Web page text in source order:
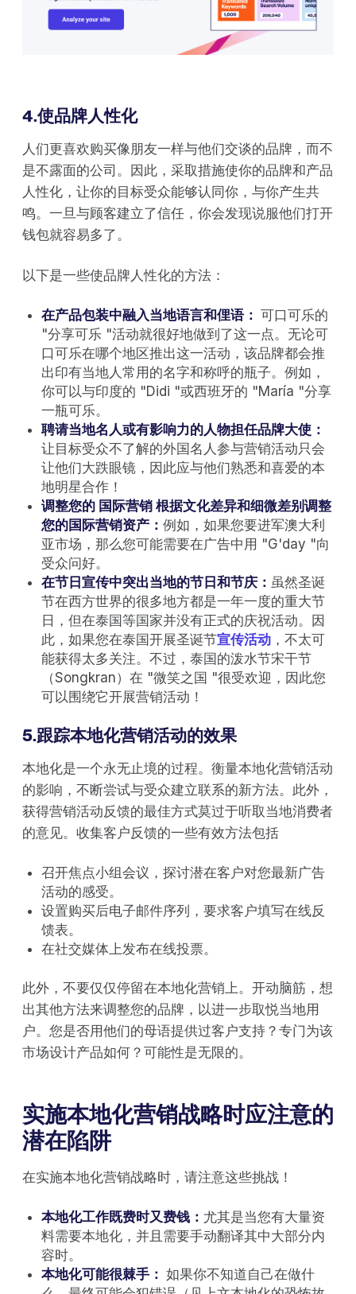
4.使品牌人性化
人们更喜欢购买像朋友一样与他们交谈的品牌，而不
是不露面的公司。因此，采取措施使你的品牌和产品
人性化，让你的目标受众能够认同你，与你产生共
鸣。一旦与顾客建立了信任，你会发现说服他们打开
钱包就容易多了。
以下是一些使品牌人性化的方法：
在产品包装中融入当地语言和俚语： 可口可乐的
"分享可乐 "活动就很好地做到了这一点。无论可
口可乐在哪个地区推出这一活动，该品牌都会推
出印有当地人常用的名字和称呼的瓶子。例如，
你可以与印度的 "Didi "或西班牙的 "María "分享
一瓶可乐。
聘请当地名人或有影响力的人物担任品牌大使：
让目标受众不了解的外国名人参与营销活动只会
让他们大跌眼镜，因此应与他们熟悉和喜爱的本
地明星合作！
调整您的 国际营销 根据文化差异和细微差别调整
您的国际营销资产： 例如，如果您要进军澳大利
亚市场，那么您可能需要在广告中用 "G'day "向
受众问好。
在节日宣传中突出当地的节日和节庆： 虽然圣诞
节在西方世界的很多地方都是一年一度的重大节
日，但在泰国等国家并没有正式的庆祝活动。因
此，如果您在泰国开展圣诞节宣传活动 ，不太可
能获得太多关注。不过，泰国的泼水节宋干节
（Songkran）在 "微笑之国 "很受欢迎，因此您
可以围绕它开展营销活动！
5.跟踪本地化营销活动的效果
本地化是一个永无止境的过程。衡量本地化营销活动
的影响，不断尝试与受众建立联系的新方法。此外，
获得营销活动反馈的最佳方式莫过于听取当地消费者
的意见。收集客户反馈的一些有效方法包括
召开焦点小组会议，探讨潜在客户对您最新广告
活动的感受。
设置购买后电子邮件序列，要求客户填写在线反
馈表。
在社交媒体上发布在线投票。
此外，不要仅仅停留在本地化营销上。开动脑筋，想
出其他方法来调整您的品牌，以进一步取悦当地用
户。您是否用他们的母语提供过客户支持？专门为该
市场设计产品如何？可能性是无限的。
实施本地化营销战略时应注意的
潜在陷阱
在实施本地化营销战略时，请注意这些挑战！
本地化工作既费时又费钱： 尤其是当您有大量资
料需要本地化，并且需要手动翻译其中大部分内
容时。
本地化可能很棘手： 如果你不知道自己在做什